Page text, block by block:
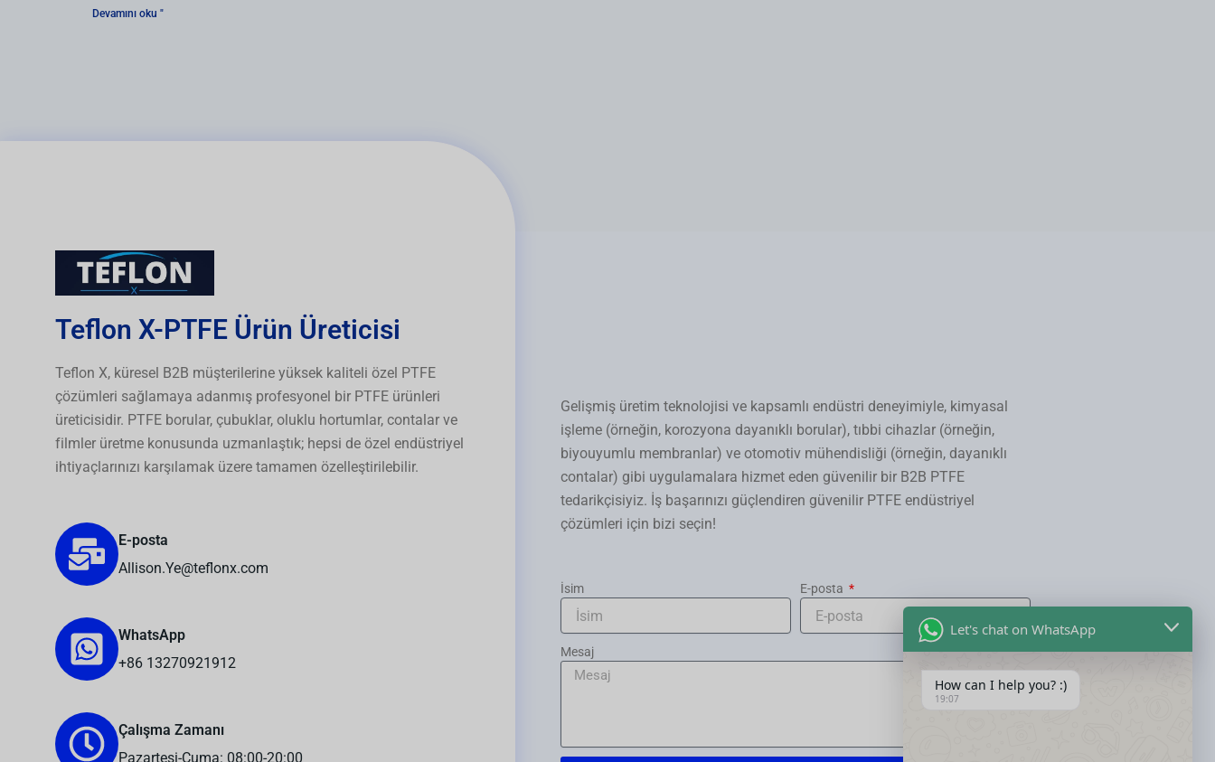
Devamını oku "
Teflon X-PTFE Ürün Üreticisi
Teflon X, küresel B2B müşterilerine yüksek kaliteli özel PTFE
çözümleri sağlamaya adanmış profesyonel bir PTFE ürünleri
üreticisidir. PTFE borular, çubuklar, oluklu hortumlar, contalar ve
filmler üretme konusunda uzmanlaştık; hepsi de özel endüstriyel
ihtiyaçlarınızı karşılamak üzere tamamen özelleştirilebilir.
E-posta
Allison.Ye@teflonx.com
WhatsApp
+86 13270921912
Çalışma Zamanı
Pazartesi-Cuma: 08:00-20:00
Gelişmiş üretim teknolojisi ve kapsamlı endüstri deneyimiyle, kimyasal
işleme (örneğin, korozyona dayanıklı borular), tıbbi cihazlar (örneğin,
biyouyumlu membranlar) ve otomotiv mühendisliği (örneğin, dayanıklı
contalar) gibi uygulamalara hizmet eden güvenilir bir B2B PTFE
tedarikçisiyiz. İş başarınızı güçlendiren güvenilir PTFE endüstriyel
çözümleri için bizi seçin!
İsim E-posta
Mesaj
Let's chat on WhatsApp
How can I help you? :)
19:07